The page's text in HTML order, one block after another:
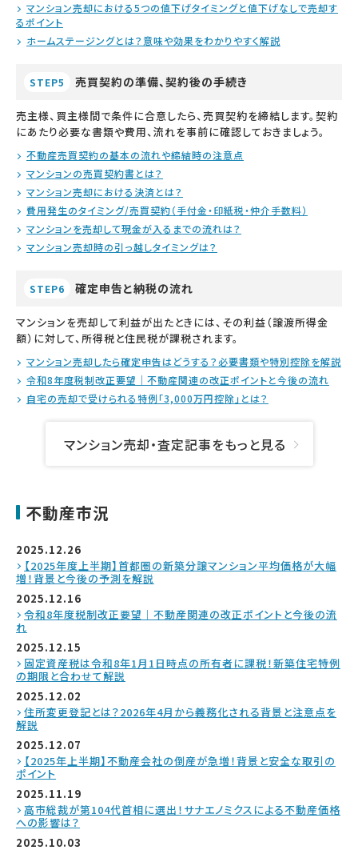
マンション売却における5つの値下げタイミングと値下げなしで売却す
るポイント
ホームステージングとは？意味や効果をわかりやすく解説
STEP5 売買契約の準備、契約後の手続き
売主様、買主様間で条件に合意したら、売買契約を締結します。契約
にあたり必要な書類や費用、流れを事前に確認しておきましょう。
不動産売買契約の基本の流れや締結時の注意点
マンションの売買契約書とは？
マンション売却における決済とは？
費用発生のタイミング/売買契約（手付金・印紙税・仲介手数料）
マンションを売却して現金が入るまでの流れは？
マンション売却時の引っ越しタイミングは？
STEP6 確定申告と納税の流れ
マンションを売却して利益が出たときには、その利益（譲渡所得金
額）に対して、所得税と住民税が課税されます。
マンション売却したら確定申告はどうする？必要書類や特別控除を解説
令和8年度税制改正要望｜不動産関連の改正ポイントと今後の流れ
自宅の売却で受けられる特例「3,000万円控除」とは？
マンション売却・査定記事をもっと見る
不動産市況
2025.12.26
【2025年度上半期】首都圏の新築分譲マンション平均価格が大幅
増！背景と今後の予測を解説
2025.12.16
令和8年度税制改正要望｜不動産関連の改正ポイントと今後の流
れ
2025.12.15
固定資産税は令和8年1月1日時点の所有者に課税！新築住宅特例
の期限と合わせて解説
2025.12.02
住所変更登記とは？2026年4月から義務化される背景と注意点を
解説
2025.12.07
【2025年上半期】不動産会社の倒産が急増！背景と安全な取引の
ポイント
2025.11.19
高市総裁が第104代首相に選出！サナエノミクスによる不動産価格
への影響は？
2025.10.03